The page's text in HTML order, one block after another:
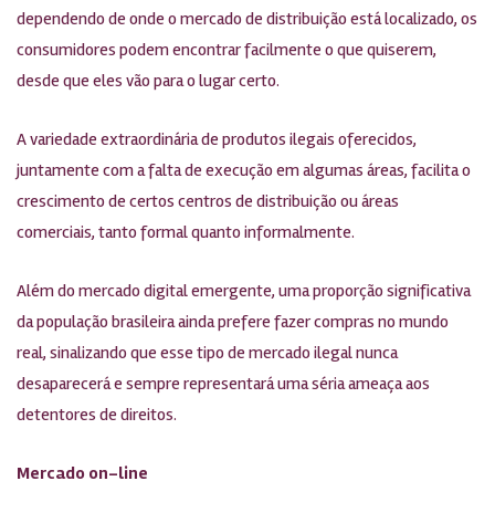
dependendo de onde o mercado de distribuição está localizado, os
consumidores podem encontrar facilmente o que quiserem,
desde que eles vão para o lugar certo.
A variedade extraordinária de produtos ilegais oferecidos,
juntamente com a falta de execução em algumas áreas, facilita o
crescimento de certos centros de distribuição ou áreas
comerciais, tanto formal quanto informalmente.
Além do mercado digital emergente, uma proporção significativa
da população brasileira ainda prefere fazer compras no mundo
real, sinalizando que esse tipo de mercado ilegal nunca
desaparecerá e sempre representará uma séria ameaça aos
detentores de direitos.
Mercado on-line